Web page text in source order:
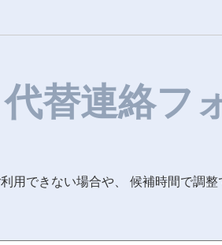
代替連絡フ
用できない場合や、 候補時間で調